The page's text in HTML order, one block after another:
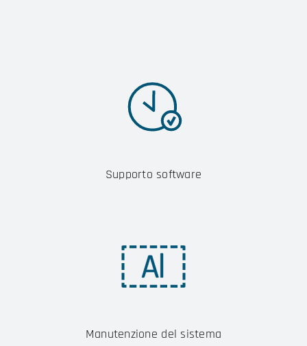
Supporto software
Manutenzione del sistema